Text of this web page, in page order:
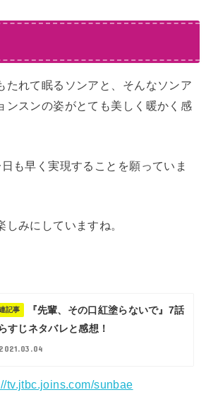
たれて眠るソンアと、そんなソンア
ンスンの姿がとても美しく暖かく感
も早く実現することを願っていま
みにしていますね。
記事
『先輩、その口紅塗らないで』7話
すじネタバレと感想！
2021.03.04
tv.jtbc.joins.com/sunbae